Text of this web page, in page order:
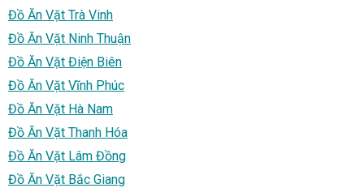
Đồ Ăn Vặt Trà Vinh
Đồ Ăn Vặt Ninh Thuận
Đồ Ăn Vặt Điện Biên
Đồ Ăn Vặt Vĩnh Phúc
Đồ Ăn Vặt Hà Nam
Đồ Ăn Vặt Thanh Hóa
Đồ Ăn Vặt Lâm Đồng
Đồ Ăn Vặt Bắc Giang